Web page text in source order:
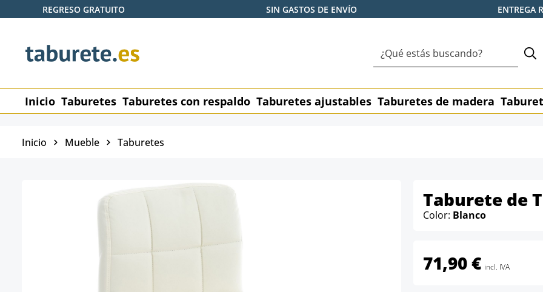
al contenido principal
Saltar a la búsqueda
Saltar a la navegación principal
REGRESO GRATUITO SIN GASTOS DE ENVÍO ENTREGA
Inicio Taburetes Taburetes con respaldo Taburetes ajustables Taburetes de madera
Inicio Mueble Taburetes
Taburete de
Color: Blanco
71,90 € incl. IVA